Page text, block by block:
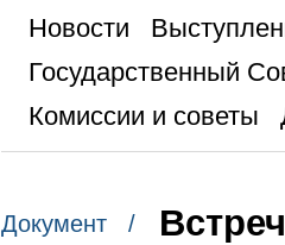
Новости
Государственный
Комиссии и советы
Документ /